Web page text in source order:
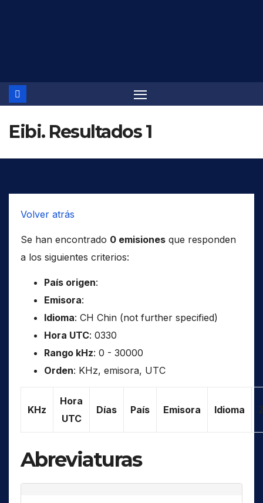
Eibi. Resultados 1
Volver atrás
Se han encontrado 0 emisiones que responden
a los siguientes criterios:
País origen:
Emisora:
Idioma: CH Chin (not further specified)
Hora UTC: 0330
Rango kHz: 0 - 30000
Orden: KHz, emisora, UTC
KHz
Hora
UTC
Días País Emisora Idioma
Abreviaturas